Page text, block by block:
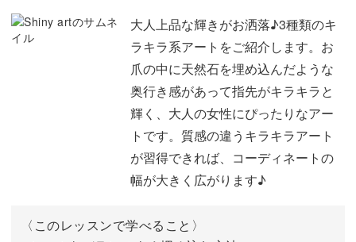
5本の指を効率よく仕上げるテクニックや、光の効果を最
大限取り入れるコツなど、Rumi先生のこだわりがたっぷ
り詰まったレッスン。
キラキラをデザインする位置やコーディネートを工夫した
り、他のアートをあわせたりと自由にアレンジしてみてく
すので、様々な色を使ってご自身流のキラキラアートに発
大人上品な輝きがお洒落♪3種類のキ
ラキラ系アートをご紹介します。お
爪の中に天然石を埋め込んだような
奥行き感があって指先がキラキラと
輝く、大人の女性にぴったりなアー
トです。質感の違うキラキラアート
が習得できれば、コーディネートの
幅が大きく広がります♪
〈このレッスンで学べること〉